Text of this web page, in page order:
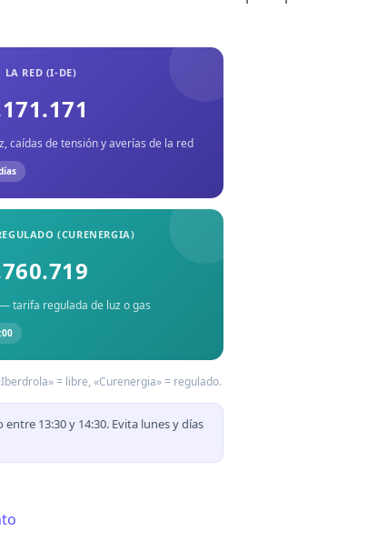
LA RED (I-DE)
caídas de tensión y averías de la red
(CURENERGIA)
— tarifa regulada de luz o gas
= libre, «Curenergia» = regulado.
13:30 y 14:30. Evita lunes y días